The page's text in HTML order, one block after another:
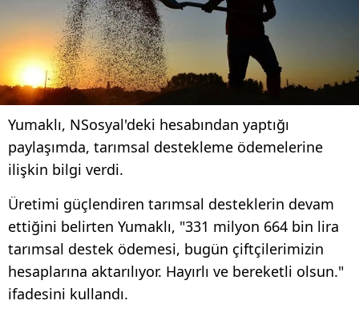
Yumaklı, NSosyal'deki hesabından yaptığı
paylaşımda, tarımsal destekleme ödemelerine
ilişkin bilgi verdi.
Üretimi güçlendiren tarımsal desteklerin devam
ettiğini belirten Yumaklı, "331 milyon 664 bin lira
tarımsal destek ödemesi, bugün çiftçilerimizin
hesaplarına aktarılıyor. Hayırlı ve bereketli olsun."
ifadesini kullandı.